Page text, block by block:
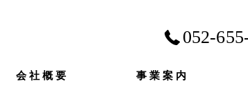
052-
会社概要 事業案内